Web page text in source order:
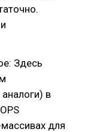
Здесь
в
для